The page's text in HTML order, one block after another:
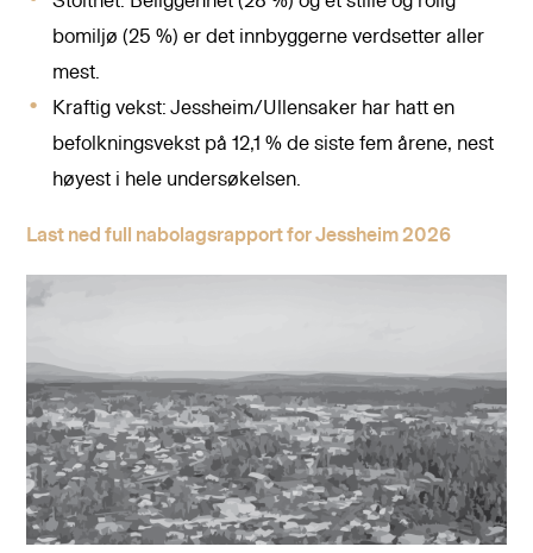
bomiljø (25 %) er det innbyggerne verdsetter aller
mest.
Kraftig vekst: Jessheim/Ullensaker har hatt en
befolkningsvekst på 12,1 % de siste fem årene, nest
høyest i hele undersøkelsen.
Last ned full nabolagsrapport for Jessheim 2026